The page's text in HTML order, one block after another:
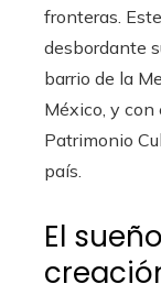
fronteras.
desbordante
barrio de la
México, y
Patrimonio
país.
El